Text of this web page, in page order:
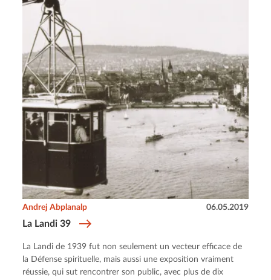
La Landi 39
Andrej Abplanalp 06.05.2019
La Landi de 1939 fut non seulement un vecteur efficace de
la Défense spirituelle, mais aussi une exposition vraiment
réussie, qui sut rencontrer son public, avec plus de dix